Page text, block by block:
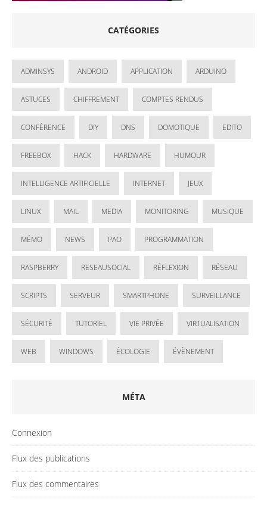
CATÉGORIES
ADMINSYS ANDROID APPLICATION ARDUINO
ASTUCES CHIFFREMENT COMPTES RENDUS
CONFÉRENCE DIY DNS DOMOTIQUE EDITO
FREEBOX HACK HARDWARE HUMOUR
INTELLIGENCE ARTIFICIELLE INTERNET JEUX
LINUX MAIL MEDIA MONITORING MUSIQUE
MÉMO NEWS PAO PROGRAMMATION
RASPBERRY RESEAUSOCIAL RÉFLEXION RÉSEAU
SCRIPTS SERVEUR SMARTPHONE SURVEILLANCE
SÉCURITÉ TUTORIEL VIE PRIVÉE VIRTUALISATION
WEB WINDOWS ÉCOLOGIE ÉVÈNEMENT
MÉTA
Connexion
Flux des publications
Flux des commentaires